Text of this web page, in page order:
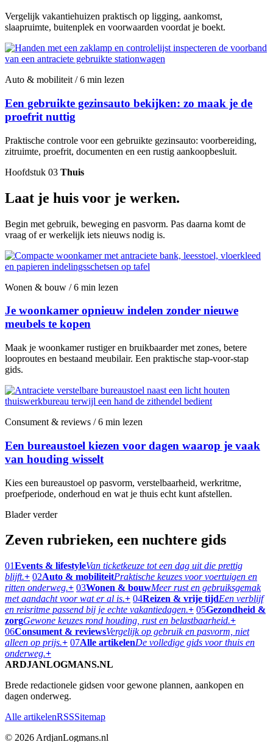
Vergelijk vakantiehuizen praktisch op ligging, aankomst,
slaapruimte, buitenplek en voorwaarden voordat je boekt.
Auto & mobiliteit / 6 min lezen
Een gebruikte gezinsauto bekijken: zo maak je de
proefrit nuttig
Praktische controle voor een gebruikte gezinsauto: voorbereiding,
zitruimte, proefrit, documenten en een rustig aankoopbesluit.
Hoofdstuk 03 Thuis
Laat je huis voor je werken.
Begin met gebruik, beweging en pasvorm. Pas daarna komt de
vraag of er werkelijk iets nieuws nodig is.
Wonen & bouw / 6 min lezen
Je woonkamer opnieuw indelen zonder nieuwe
meubels te kopen
Maak je woonkamer rustiger en bruikbaarder met zones, betere
looproutes en bestaand meubilair. Een praktische stap-voor-stap
gids.
Consument & reviews / 6 min lezen
Een bureaustoel kiezen voor dagen waarop je vaak
van houding wisselt
Kies een bureaustoel op pasvorm, verstelbaarheid, werkritme,
proefperiode, onderhoud en wat je thuis echt kunt afstellen.
Blader verder
Zeven rubrieken, een nuchtere gids
01Events & lifestyleVan ticketkeuze tot een dag uit die prettig
blijft.+ 02Auto & mobiliteitPraktische keuzes voor voertuigen en
ritten onderweg.+ 03Wonen & bouwMeer rust en gebruiksgemak
met aandacht voor wat er al is.+ 04Reizen & vrije tijdEen verblijf
en reisritme passend bij je echte vakantiedagen.+ 05Gezondheid &
zorgGewone keuzes rond houding, rust en belastbaarheid.+
06Consument & reviewsVergelijk op gebruik en pasvorm, niet
alleen op prijs.+ 07Alle artikelenDe volledige gids voor thuis en
onderweg.+
ARDJANLOGMANS.NL
Brede redactionele gidsen voor gewone plannen, aankopen en
dagen onderweg.
Alle artikelenRSSSitemap
© 2026 ArdjanLogmans.nl